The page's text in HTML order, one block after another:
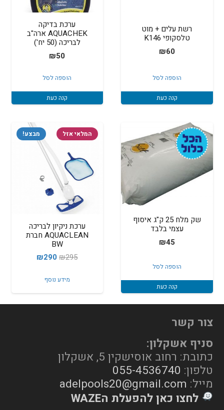
רשת עלים + מוט
טלסקופי K146
₪60
הוספה לסל
קנה כעת
ערכת בדיקה
AQUACHEK ארה"ב
לבריכה (50 יח')
₪50
הוספה לסל
קנה כעת
שק מלח 25 ק"ג איסוף
עצמי בלבד
₪45
הוספה לסל
קנה כעת
מבצע! המלאי אזל
ערכת ניקיון לבריכה
AQUACLEAN חברת
BW
₪295
המחיר
היה:
₪295.
₪290
המחיר
₪290.
מידע נוסף
צור קשר
סניף אשקלון:
כתובת: רחוב אוסישקין 5, אשקלון
טלפון: 055-4536740
מייל: adelpools20@gmail.com
לחצו כאן להפעלת הWAZE